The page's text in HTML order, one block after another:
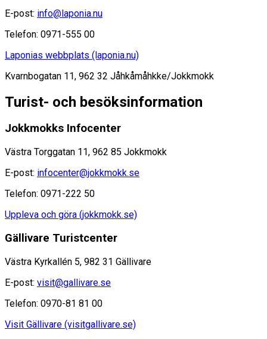
E-post: info@laponia.nu
Telefon: 0971-555 00
Laponias webbplats (laponia.nu)
Kvarnbogatan 11, 962 32 Jåhkåmåhkke/Jokkmokk
Turist- och besöksinformation
Jokkmokks Infocenter
Västra Torggatan 11, 962 85 Jokkmokk
E-post: infocenter@jokkmokk.se
Telefon: 0971-222 50
Uppleva och göra (jokkmokk.se)
Gällivare Turistcenter
Västra Kyrkallén 5, 982 31 Gällivare
E-post: visit@gallivare.se
Telefon: 0970-81 81 00
Visit Gällivare (visitgallivare.se)